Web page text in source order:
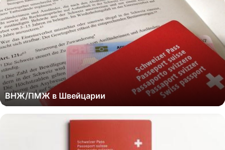
ВНЖ/ПМЖ в Швейцарии